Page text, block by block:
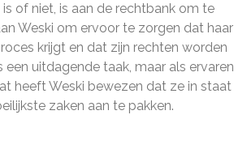
of niet, is aan de rechtbank om te
Weski om ervoor te zorgen dat haar
krijgt en dat zijn rechten worden
een uitdagende taak, maar als ervaren
heeft Weski bewezen dat ze in staat
zaken aan te pakken.